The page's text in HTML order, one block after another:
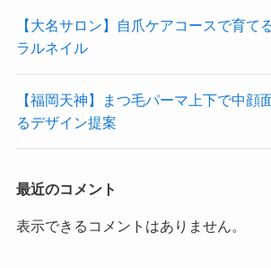
【大名サロン】自爪ケアコースで育て
ラルネイル
【福岡天神】まつ毛パーマ上下で中顔
るデザイン提案
最近のコメント
表示できるコメントはありません。